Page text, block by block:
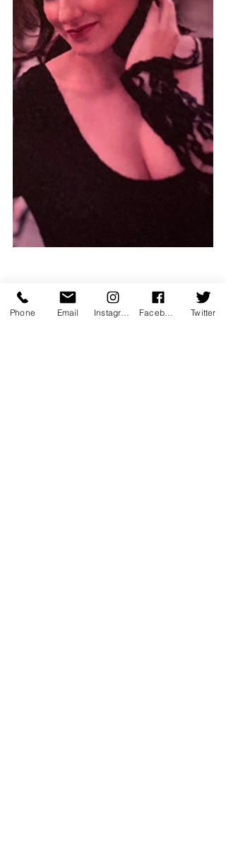
Phone Email Twitter